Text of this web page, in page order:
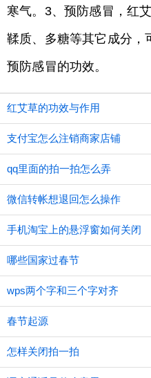
寒气。3、预防感冒，红
鞣质、多糖等其它成分，
预防感冒的功效。
红艾草的功效与作用
支付宝怎么注销商家店铺
qq里面的拍一拍怎么弄
微信转帐想退回怎么操作
手机淘宝上的悬浮窗如何关闭
哪些国家过春节
wps两个字和三个字对齐
春节起源
怎样关闭拍一拍